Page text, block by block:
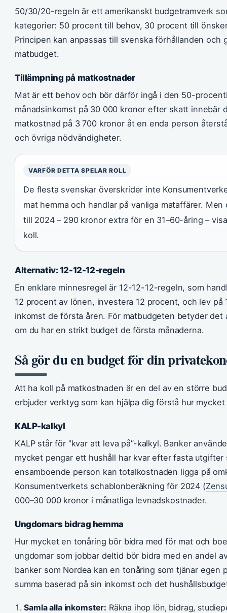
50/30/20-regeln är ett amerikanskt budgetramverk
kategorier: 50 procent till behov, 30 procent till
Principen kan anpassas till svenska förhållanden och
matbudget.
Tillämpning på matkostnader
Mat är ett behov och bör därför ingå i den 50-
månadsinkomst på 30 000 kronor efter skatt innebär
matkostnad på 3 700 kronor åt en enda person
och övriga nödvändigheter.
VARFÖR DETTA SPELAR ROLL
De flesta svenskar överskrider inte
mat hemma och handlar på vanliga mataffärer.
till 2024 – 290 kronor extra för en 31–60-åring –
koll.
Alternativ: 12-12-12-regeln
En enklare minnesregel är 12-12-12-regeln, som
12 procent av lönen, investera 12 procent, och lev
inkomst de första åren. För matbudgeten betyder det
om du har en strikt budget de första månaderna.
Så gör du en budget för din
Att ha koll på matkostnaden är en del av en större
erbjuder verktyg som kan hjälpa dig förstå hur
KALP-kalkyl
KALP står för ”kvar att leva på”-kalkyl. Banker
mycket pengar ett hushåll har kvar efter fasta
ensamboende person kan totalkostnaden ligga på
Konsumentverkets schablonberäkning för 2024 (
000–30 000 kronor i månatliga levnadskostnader.
Ungdomars bidrag hemma
Hur mycket en tonåring bör bidra med för mat och
ungdomar som jobbar deltid bör bidra med en andel
banker som Nordea kan en tonåring som tjänar egen
summa baserad på sin inkomst och det
Samla alla inkomster: Räkna ihop lön, bidrag,